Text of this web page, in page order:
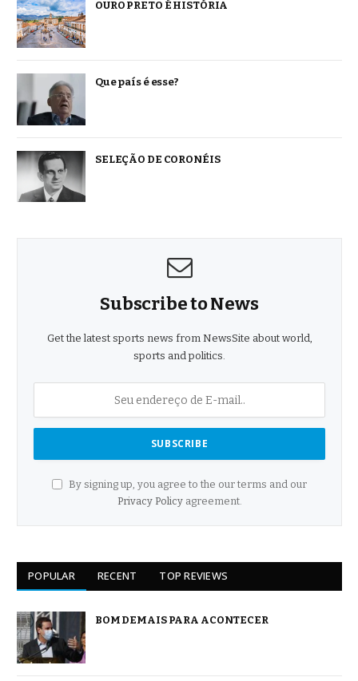
OURO PRETO É HISTÓRIA
Que país é esse?
SELEÇÃO DE CORONÉIS
Subscribe to News
Get the latest sports news from NewsSite about world,
sports and politics.
By signing up, you agree to the our terms and our
Privacy Policyagreement.
POPULAR RECENT TOP REVIEWS
BOM DEMAIS PARA ACONTECER